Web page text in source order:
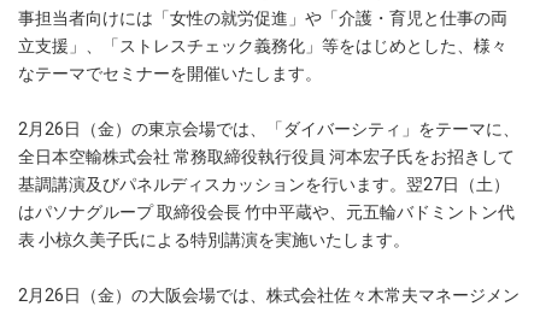
事担当者向けには「女性の就労促進」や「介護・育児と仕事の両
立支援」、「ストレスチェック義務化」等をはじめとした、様々
なテーマでセミナーを開催いたします。
2月26日（金）の東京会場では、「ダイバーシティ」をテーマに、
全日本空輸株式会社 常務取締役執行役員 河本宏子氏をお招きして
基調講演及びパネルディスカッションを行います。翌27日（土）
はパソナグループ 取締役会長 竹中平蔵や、元五輪バドミントン代
表 小椋久美子氏による特別講演を実施いたします。
2月26日（金）の大阪会場では、株式会社佐々木常夫マネージメン